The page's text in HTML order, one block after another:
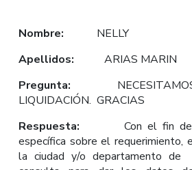
Nombre: NELLY
Apellidos: ARIAS
Pregunta: NECESITAMOS
LIQUIDACIÓN. GRACIAS
Respuesta: Con el fin de
específica sobre el requerimiento,
la ciudad y/o departamento de